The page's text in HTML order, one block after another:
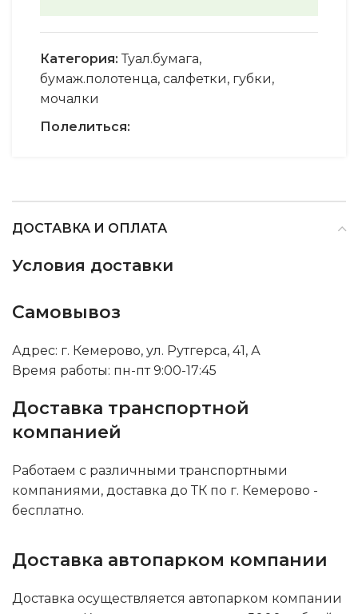
Категория: Туал.бумага,
бумаж.полотенца, салфетки, губки,
мочалки
Полелиться:
ДОСТАВКА И ОПЛАТА
Условия доставки
Самовывоз
Адрес: г. Кемерово, ул. Рутгерса, 41, А
Время работы: пн-пт 9:00-17:45
Доставка транспортной
компанией
Работаем с различными транспортными
компаниями, доставка до ТК по г. Кемерово -
бесплатно.
Доставка автопарком компании
Доставка осуществляется автопарком компании